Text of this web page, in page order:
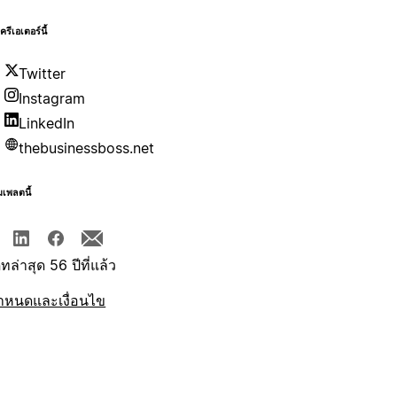
รีเอเตอร์นี้
Twitter
Instagram
LinkedIn
thebusinessboss.net
เพลตนี้
ทล่าสุด 56 ปีที่แล้ว
นดและเงื่อนไข